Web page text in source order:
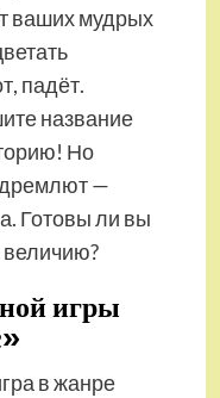
ваших мудрых
падёт.
название
Но
дремлют —
Готовы ли вы
величию?
игры
в жанре